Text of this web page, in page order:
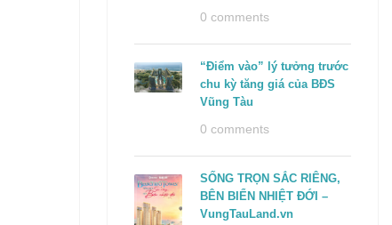
0 comments
“Điểm vào” lý tưởng trước
chu kỳ tăng giá của BĐS
Vũng Tàu
0 comments
SỐNG TRỌN SẮC RIÊNG,
BÊN BIỂN NHIỆT ĐỚI –
VungTauLand.vn